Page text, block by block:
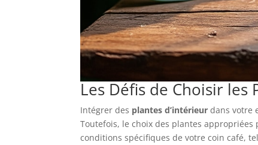
Les Défis de Choisir les
Intégrer des plantes d’intérieur dans votre
Toutefois, le choix des plantes
conditions spécifiques de votre coin café,